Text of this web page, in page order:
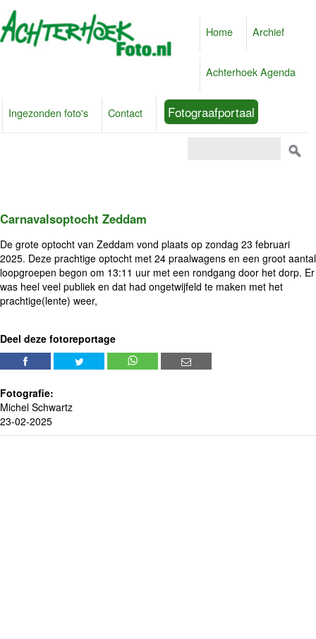
Home Archief
Achterhoek Agenda
Ingezonden foto's Contact Fotograafportaal
Carnavalsoptocht Zeddam
De grote optocht van Zeddam vond plaats op zondag 23 februari
2025. Deze prachtige optocht met 24 praalwagens en een groot aantal
loopgroepen begon om 13:11 uur met een rondgang door het dorp. Er
was heel veel publiek en dat had ongetwijfeld te maken met het
prachtige(lente) weer,
Deel deze fotoreportage
Fotografie:
Michel Schwartz
23-02-2025